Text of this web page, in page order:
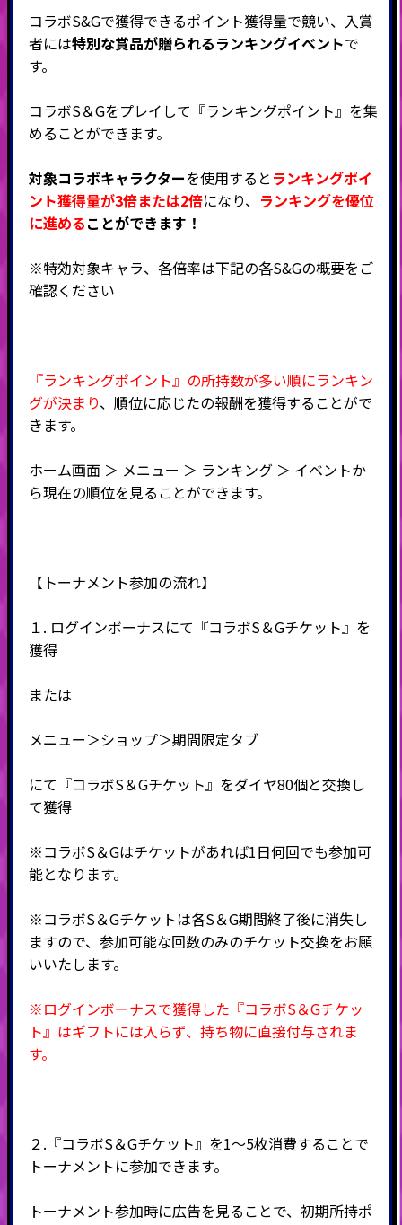
コラボS&Gで獲得できるポイント獲得量で競い、入賞
者には特別な賞品が贈られるランキングイベントで
す。
コラボS＆Gをプレイして『ランキングポイント』を集
めることができます。
対象コラボキャラクターを使用すると ランキングポイ
ント獲得量が3倍または2倍になり、 ランキングを優位
に進めることができます！
※特効対象キャラ、各倍率は下記の各S&Gの概要をご
確認ください
『ランキングポイント』の所持数が多い順にランキン
グが決まり、順位に応じたの報酬を獲得することがで
きます。
ホーム画面 ＞ メニュー ＞ ランキング ＞ イベントか
ら現在の順位を見ることができます。
【トーナメント参加の流れ】
１. ログインボーナスにて『コラボS＆Gチケット』を
獲得
または
メニュー＞ショップ＞期間限定タブ
にて『コラボS＆Gチケット』をダイヤ80個と交換し
て獲得
※コラボS＆Gはチケットがあれば1日何回でも参加可
能となります。
※コラボS＆Gチケットは各S＆G期間終了後に消失し
ますので、参加可能な回数のみのチケット交換をお願
いいたします。
※ログインボーナスで獲得した『コラボS＆Gチケッ
ト』はギフトには入らず、持ち物に直接付与されま
す。
２.『コラボS＆Gチケット』を1～5枚消費することで
トーナメントに参加できます。
トーナメント参加時に広告を見ることで、初期所持ポ